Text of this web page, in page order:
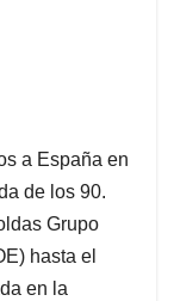
a España en
de los 90.
Grupo
hasta el
en la